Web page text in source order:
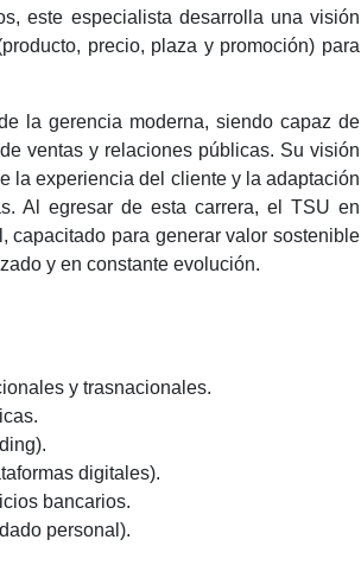
este especialista desarrolla una visión
precio, plaza y promoción) para
la gerencia moderna, siendo capaz de
ventas y relaciones públicas. Su visión
la experiencia del cliente y la adaptación
Al egresar de esta carrera, el TSU en
capacitado para generar valor sostenible
y en constante evolución.
y trasnacionales.
digitales).
bancarios.
personal).